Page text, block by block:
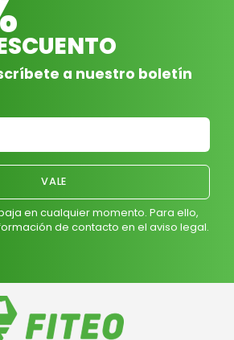
a nuestro boletín
en cualquier momento. Para ello,
de contacto en el aviso legal.